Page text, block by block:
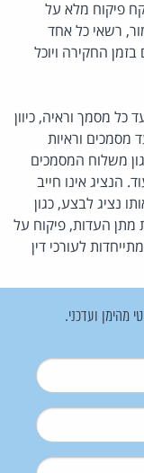
פיקוח מלא על
רשאי כל אחד
החקירה ויוכל
מסמך וראיה, כיוון
מסמכים וראיות
משלוח המסמכים
הנציג אינו חייב
נציג לבצע, כגון
מתן העדות, פיקוח על
לעורכי דין
מהימן ועדכני.